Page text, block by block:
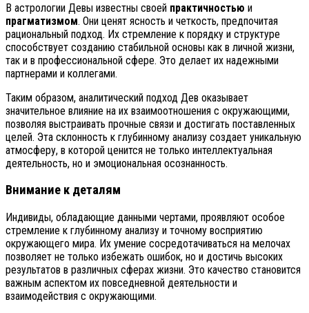
В астрологии Девы известны своей практичностью и
прагматизмом. Они ценят ясность и четкость, предпочитая
рациональный подход. Их стремление к порядку и структуре
способствует созданию стабильной основы как в личной жизни,
так и в профессиональной сфере. Это делает их надежными
партнерами и коллегами.
Таким образом, аналитический подход Дев оказывает
значительное влияние на их взаимоотношения с окружающими,
позволяя выстраивать прочные связи и достигать поставленных
целей. Эта склонность к глубинному анализу создает уникальную
атмосферу, в которой ценится не только интеллектуальная
деятельность, но и эмоциональная осознанность.
Внимание к деталям
Индивиды, обладающие данными чертами, проявляют особое
стремление к глубинному анализу и точному восприятию
окружающего мира. Их умение сосредотачиваться на мелочах
позволяет не только избежать ошибок, но и достичь высоких
результатов в различных сферах жизни. Это качество становится
важным аспектом их повседневной деятельности и
взаимодействия с окружающими.